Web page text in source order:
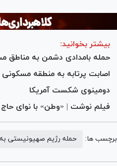
بیشتر بخوانید:
حمله بامدادی دشمن به مناطق مسکونی در
اصابت پرتابه به منطقه مسکونی
دومینوی شکست آمریکا
فیلم نوشت | «وطن» با نوای
برچسب ها: حمله رژیم صهیونیستی به